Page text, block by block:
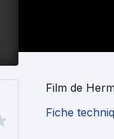
Film de
Fiche